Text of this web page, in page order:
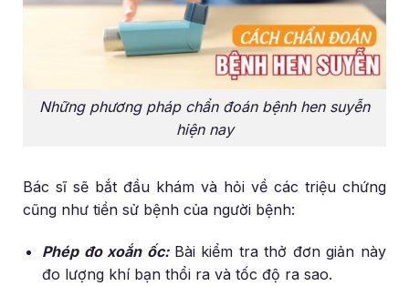
Những phương pháp chẩn đoán bệnh hen suyễn
hiện nay
Bác sĩ sẽ bắt đầu khám và hỏi về các triệu chứng
cũng như tiền sử bệnh của người bệnh:
Phép đo xoắn ốc:Bài kiểm tra thở đơn giản này
đo lượng khí bạn thổi ra và tốc độ ra sao.